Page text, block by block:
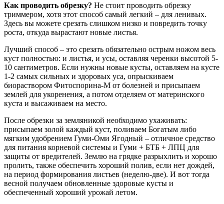
Как проводить обрезку? Не стоит проводить обрезку
триммером, хотя этот способ самый легкий – для ленивых.
Здесь вы можете срезать слишком низко и повредить точку
роста, откуда вырастают новые листья.
Лучший способ – это срезать обязательно острым ножом весь
куст полностью: и листья, и усы, оставляя черенки высотой 5-
10 сантиметров. Если нужны новые кусты, оставляем на кусте
1-2 самых сильных и здоровых уса, опрыскиваем
биораствором Фитоспорина-М от болезней и присыпаем
землей для укоренения, а потом отделяем от материнского
куста и высаживаем на место.
После обрезки за земляникой необходимо ухаживать:
присыпаем золой каждый куст, поливаем Богатым либо
мягким удобрением Гуми-Оми Ягодный – отличное средство
для питания корневой системы и Гуми + БТБ + ЛПЦ для
защиты от вредителей. Землю на грядке разрыхлить и хорошо
пролить, также обеспечить хороший полив, если нет дождей,
на период формирования листьев (неделю-две). И вот тогда
весной получаем обновленные здоровые кусты и
обеспеченный хороший урожай летом.